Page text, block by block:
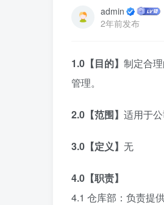
admin
2年前发布
1.0【目的】 制定合
管理。
2.0【范围】 适用于公
3.0【定义】 无
4.0【职责】
4.1 仓库部：负责提